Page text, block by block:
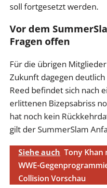
soll fortgesetzt werden.
Vor dem
Fragen offen
Für die übrigen
Zukunft dagegen
Reed befindet sich nach
erlittenen Bizepsabriss
hat noch kein
gilt der SummerSlam
Siehe auch Tony Khan
WWE-
Collision Vorschau